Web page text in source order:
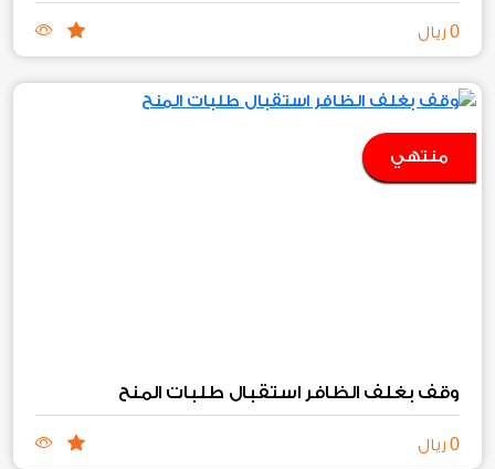
0 ريال
منتهي
وقف بغلف الظافر استقبال طلبات المنح
0 ريال